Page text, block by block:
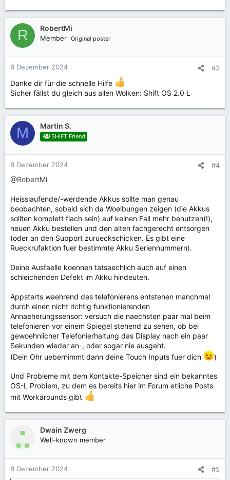
R RobertMi
Member Original poster
8 Dezember 2024 #3
Danke dir für die schnelle Hilfe
Sicher fällst du gleich aus allen Wolken: Shift OS 2.0 L
M Martin S.
SHIFT Friend
8 Dezember 2024 #4
@RobertMi
Heisslaufende/-werdende Akkus sollte man genau
beobachten, sobald sich da Woelbungen zeigen (die Akkus
sollten komplett flach sein) auf keinen Fall mehr benutzen(!),
neuen Akku bestellen und den alten fachgerecht entsorgen
(oder an den Support zurueckschicken. Es gibt eine
Rueckrufaktion fuer bestimmte Akku Seriennummern).
Deine Ausfaelle koennen tatsaechlich auch auf einen
schleichenden Defekt im Akku hindeuten.
Appstarts waehrend des telefonierens entstehen manchmal
durch einen nicht richtig funktionierenden
Annaeherungssensor: versuch die naechsten paar mal beim
telefonieren vor einem Spiegel stehend zu sehen, ob bei
gewoehnlicher Telefonierhaltung das Display nach ein paar
Sekunden wieder an-, oder sogar nie ausgeht.
(Dein Ohr uebernimmt dann deine Touch Inputs fuer dich
)
Und Probleme mit dem Kontakte-Speicher sind ein bekanntes
OS-L Problem, zu dem es bereits hier im Forum etliche Posts
mit Workarounds gibt
Dwain Zwerg
Well-known member
8 Dezember 2024 #5